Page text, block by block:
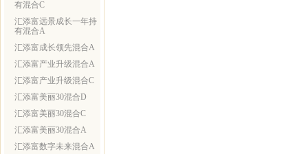
有混合C
汇添富远景成长一年持
有混合A
汇添富成长领先混合A
汇添富产业升级混合A
汇添富产业升级混合C
汇添富美丽30混合D
汇添富美丽30混合C
汇添富美丽30混合A
汇添富数字未来混合A